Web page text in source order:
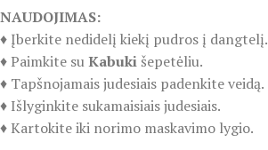
NAUDOJIMAS:
♦️ Įberkite nedidelį kiekį pudros į dangtelį.
♦️ Paimkite suKabukišepetėliu.
♦️ Tapšnojamais judesiais padenkite veidą.
♦️ Išlyginkite sukamaisiais judesiais.
♦️ Kartokite iki norimo maskavimo lygio.